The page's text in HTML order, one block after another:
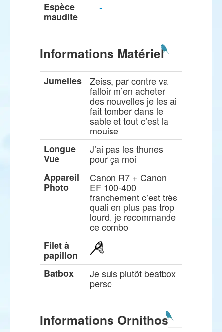
Espèce
maudite
-
Informations Matériel
Jumelles Zeiss, par contre va
falloir m’en acheter
des nouvelles je les ai
fait tomber dans le
sable et tout c’est la
mouise
Longue
Vue
J’ai pas les thunes
pour ça moi
Appareil
Photo
Canon R7 + Canon
EF 100-400
franchement c’est très
quali en plus pas trop
lourd, je recommande
ce combo
Filet à
papillon
Batbox
Je suis plutôt beatbox
perso
Informations Ornithos